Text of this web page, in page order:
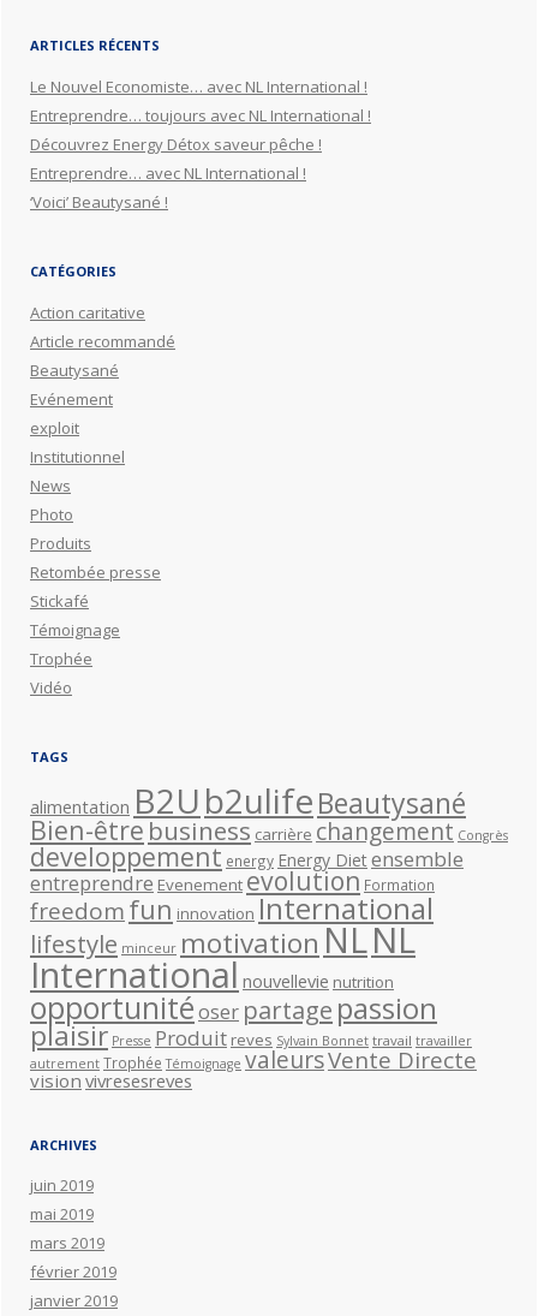
ARTICLES RÉCENTS
Le Nouvel Economiste… avec NL International !
Entreprendre… toujours avec NL International !
Découvrez Energy Détox saveur pêche !
Entreprendre… avec NL International !
‘Voici’ Beautysané !
CATÉGORIES
Action caritative
Article recommandé
Beautysané
Evénement
exploit
Institutionnel
News
Photo
Produits
Retombée presse
Stickafé
Témoignage
Trophée
Vidéo
TAGS
alimentation B2Ub2ulifeBeautysané
Bien-êtrebusiness carrière changement Congrès
developpement energy Energy Dietensemble
entreprendre Evenementevolution Formation
freedomfun innovation International
lifestyle minceur motivationNLNL
Internationalnouvellevie nutrition
opportunitéoser partage passion
plaisir Presse Produit reves Sylvain Bonnet travail travailler
autrement Trophée Témoignage valeursVente Directe
vision vivresesreves
ARCHIVES
juin 2019
mai 2019
mars 2019
février 2019
janvier 2019